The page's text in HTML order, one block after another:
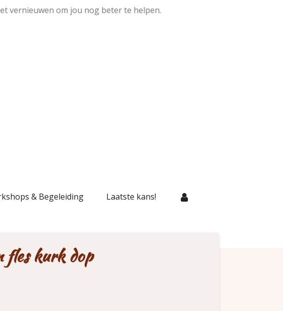
vernieuwen om jou nog beter te helpen.
& Begeleiding Laatste kans!
fles kurk dop